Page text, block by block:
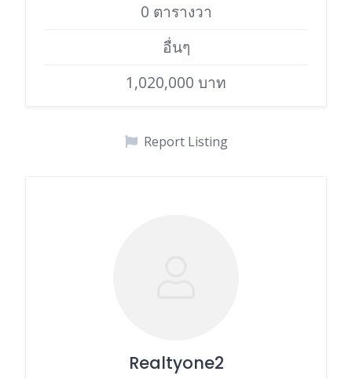
0 ตารางวา
อื่นๆ
1,020,000 บาท
Report Listing
Realtyone2